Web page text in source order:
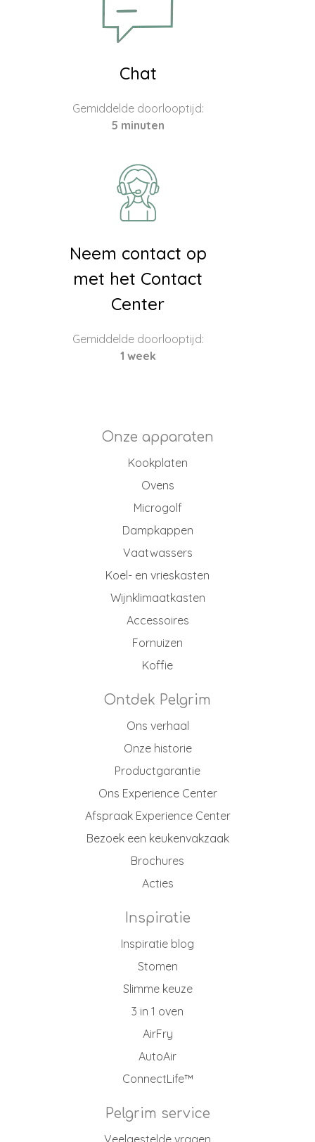
Chat
Gemiddelde doorlooptijd:
5 minuten
Neem contact op
met het Contact
Center
Gemiddelde doorlooptijd:
1 week
Onze apparaten
Kookplaten
Ovens
Microgolf
Dampkappen
Vaatwassers
Koel- en vrieskasten
Wijnklimaatkasten
Accessoires
Fornuizen
Koffie
Ontdek Pelgrim
Ons verhaal
Onze historie
Productgarantie
Ons Experience Center
Afspraak Experience Center
Bezoek een keukenvakzaak
Brochures
Acties
Inspiratie
Inspiratie blog
Stomen
Slimme keuze
3 in 1 oven
AirFry
AutoAir
ConnectLife™
Pelgrim service